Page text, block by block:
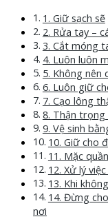
1. Giữ sạch sẽ
2. Rửa tay –
3. Cắt móng
4. Luôn luôn
5. Không nên
6. Luôn giữ
7. Cạo lông
8. Thận trọng
9. Vệ sinh
10. Giữ cho
11. Mặc
12. Xử lý
13. Khi
14. Đừng
nơi